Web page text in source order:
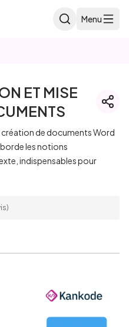
Menu
ET MISE
création de documents Word
les notions
indispensables pour